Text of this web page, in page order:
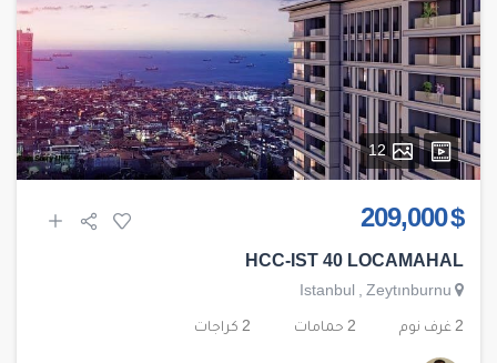
12
$ 209,000
HCC-IST 40 LOCAMAHAL
Istanbul , Zeytınburnu
2 غرف نوم 2 حمامات 2 كراجات